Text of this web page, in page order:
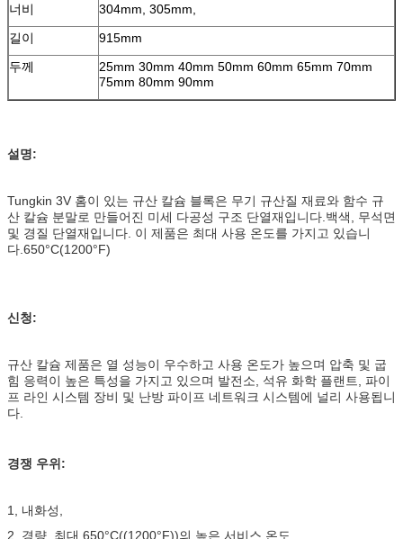
너비
304mm, 305mm,
길이
915mm
두께
25mm 30mm 40mm 50mm 60mm 65mm 70mm
75mm 80mm 90mm
설명:
Tungkin 3V 홈이 있는 규산 칼슘 블록은 무기 규산질 재료와 함수 규
산 칼슘 분말로 만들어진 미세 다공성 구조 단열재입니다.백색, 무석면
및 경질 단열재입니다. 이 제품은 최대 사용 온도를 가지고 있습니
다. 650°C(1200°F)
신청:
규산 칼슘 제품은 열 성능이 우수하고 사용 온도가 높으며 압축 및 굽
힘 응력이 높은 특성을 가지고 있으며 발전소, 석유 화학 플랜트, 파이
프 라인 시스템 장비 및 난방 파이프 네트워크 시스템에 널리 사용됩니
다.
경쟁 우위:
1, 내화성,
2, 경량, 최대 650°C((1200°F))의 높은 서비스 온도